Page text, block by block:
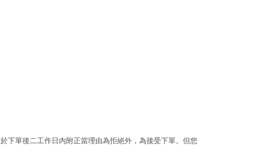
下單後二工作日內附正當理由為拒絕外，為接受下單。但您